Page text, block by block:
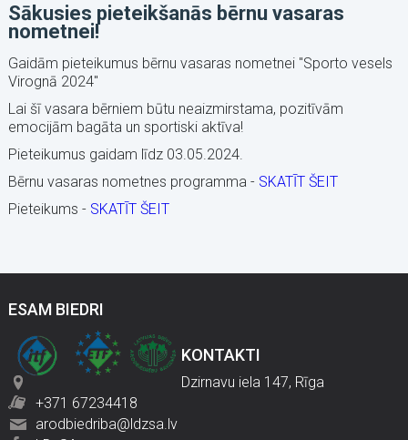
Sākusies pieteikšanās bērnu vasaras
nometnei!
Gaidām pieteikumus bērnu vasaras nometnei "Sporto vesels
Virognā 2024"
Lai šī vasara bērniem būtu neaizmirstama, pozitīvām
emocijām bagāta un sportiski aktīva!
Pieteikumus gaidam līdz 03.05.2024.
Bērnu vasaras nometnes programma - SKATĪT ŠEIT
Pieteikums - SKATĪT ŠEIT
ESAM BIEDRI
KONTAKTI
Dzirnavu iela 147, Rīga
+371 67234418
arodbiedriba@ldzsa.lv